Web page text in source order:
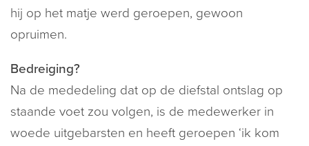
hij op het matje werd geroepen, gewoon
opruimen.
Bedreiging?
Na de mededeling dat op de diefstal ontslag op
staande voet zou volgen, is de medewerker in
woede uitgebarsten en heeft geroepen ‘ik kom